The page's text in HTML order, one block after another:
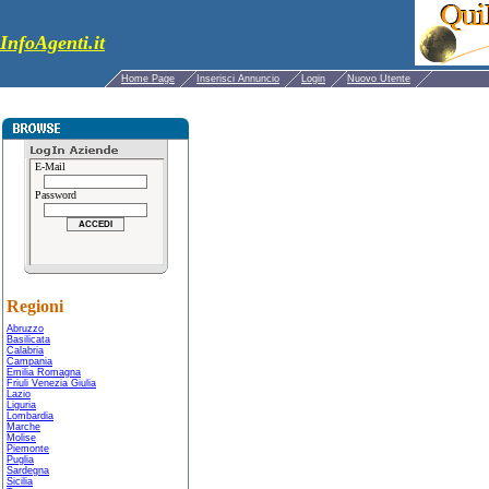
InfoAgenti.it
Home Page Inserisci Annuncio Login
Nuovo Utente
E-Mail
Password
Regioni
Abruzzo
Basilicata
Calabria
Campania
Emilia Romagna
Friuli Venezia Giulia
Lazio
Liguria
Lombardia
Marche
Molise
Piemonte
Puglia
Sardegna
Sicilia